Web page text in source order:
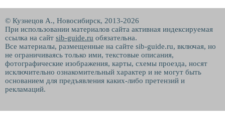
© Кузнецов А., Новосибирск, 2013-2026
При использовании материалов сайта активная индексируемая
ссылка на сайт sib-guide.ru обязательна.
Все материалы, размещенные на сайте sib-guide.ru, включая, но
не ограничиваясь только ими, текстовые описания,
фотографические изображения, карты, схемы проезда, носят
исключительно ознакомительный характер и не могут быть
основанием для предъявления каких-либо претензий и
рекламаций.